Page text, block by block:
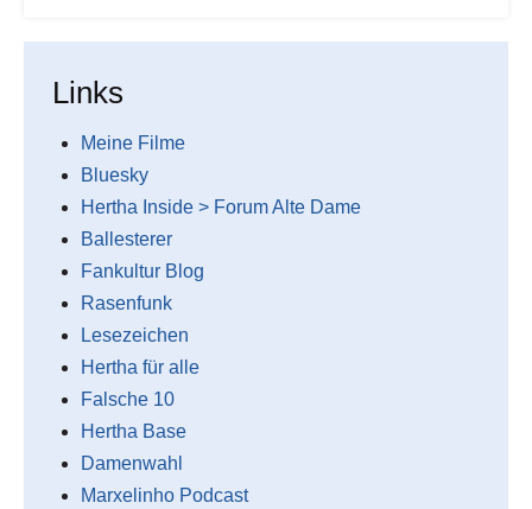
Links
Meine Filme
Bluesky
Hertha Inside > Forum Alte Dame
Ballesterer
Fankultur Blog
Rasenfunk
Lesezeichen
Hertha für alle
Falsche 10
Hertha Base
Damenwahl
Marxelinho Podcast